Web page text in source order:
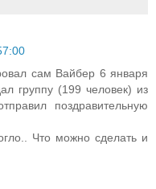
сам Вайбер 6 января
группу (199 человек) из
поздравительную
Что можно сделать и